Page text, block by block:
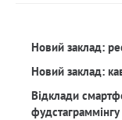
Новий заклад:
Новий заклад:
Відклади
фудстаграммінгу